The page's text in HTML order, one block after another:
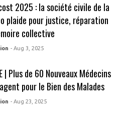
2025 : la société civile de la
plaide pour justice, réparation
collective
- Aug 3, 2025
| Plus de 60 Nouveaux Médecins
pour le Bien des Malades
- Aug 23, 2025